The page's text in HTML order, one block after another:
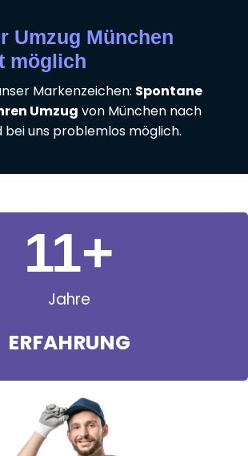
Umzug München
möglich
Markenzeichen: Spontane
Umzug von München nach
bei uns problemlos möglich.
Jahre
ERFAHRUNG
11+